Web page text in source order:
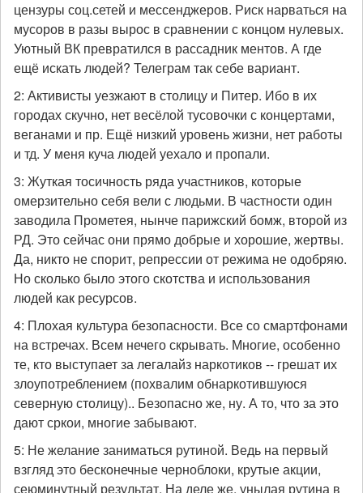
цензуры соц.сетей и мессенджеров. Риск нарваться на
мусоров в разы вырос в сравнении с концом нулевых.
Уютный ВК превратился в рассадник ментов. А где
ещё искать людей? Телеграм так себе вариант.
2: Активисты уезжают в столицу и Питер. Ибо в их
городах скучно, нет весёлой тусовочки с концертами,
веганами и пр. Ещё низкий уровень жизни, нет работы
и тд. У меня куча людей уехало и пропали.
3: Жуткая тосичность ряда участников, которые
омерзительно себя вели с людьми. В частности один
заводила Прометея, нынче парижский бомж, второй из
РД. Это сейчас они прямо добрые и хорошие, жертвы.
Да, никто не спорит, репрессии от режима не одобряю.
Но сколько было этого скотства и использования
людей как ресурсов.
4: Плохая культура безопасности. Все со смартфонами
на встречах. Всем нечего скрывать. Многие, особенно
те, кто выступает за легалайз наркотиков -- грешат их
злоупотреблением (похвалим обнаркотившуюся
северную столицу).. Безопасно же, ну. А то, что за это
дают сркои, многие забывают.
5: Не желание заниматься рутиной. Ведь на первый
взгляд это бесконечные черноблоки, крутые акции,
сеюминутный результат. На деле же, унылая рутина в